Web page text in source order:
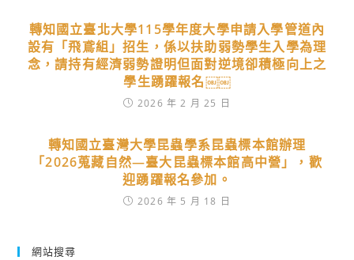
轉知國立臺北大學115學年度大學申請入學管道內
設有「飛鳶組」招生，係以扶助弱勢學生入學為理
念，請持有經濟弱勢證明但面對逆境卻積極向上之
學生踴躍報名￼￼
2026 年 2 月 25 日
轉知國立臺灣大學昆蟲學系昆蟲標本館辦理
「2026蒐藏自然—臺大昆蟲標本館高中營」，歡
迎踴躍報名參加。
2026 年 5 月 18 日
網站搜尋